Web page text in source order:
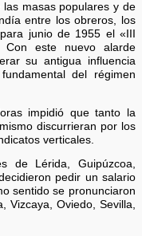
masas populares y de
entre los obreros, los
junio de 1955 el «III
Con este nuevo alarde
su antigua influencia
del régimen
impidió que tanto la
discurrieran por los
verticales.
de Lérida, Guipúzcoa,
pedir un salario
sentido se pronunciaron
Vizcaya, Oviedo, Sevilla,